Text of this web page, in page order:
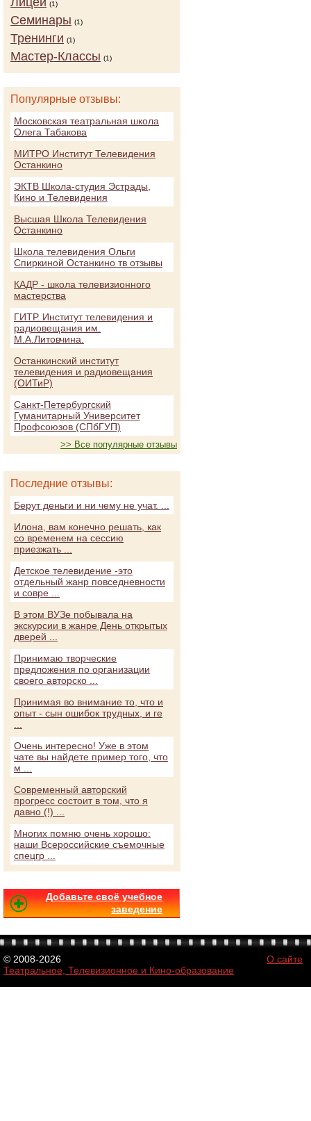
(1)
Семинары (1)
Тренинги (1)
Мастер-Классы (1)
Популярные отзывы:
Московская театральная школа
Олега Табакова
МИТРО Институт Телевидения
Останкино
ЭКТВ Школа-студия Эстрады,
Кино и Телевидения
Высшая Школа Телевидения
Останкино
Школа телевидения Ольги
Спиркиной Останкино тв отзывы
КАДР - школа телевизионного
мастерства
ГИТР. Институт телевидения и
радиовещания им.
М.А.Литовчина.
Останкинский институт
телевидения и радиовещания
(ОИТиР)
Санкт-Петербургский
Гуманитарный Университет
Профсоюзов (СПбГУП)
>> Все популярные отзывы
Последние отзывы:
Берут деньги и ни чему не учат. ...
Илона, вам конечно решать, как
со временем на сессию
приезжать ...
Детское телевидение -это
отдельный жанр повседневности
и совре ...
В этом ВУЗе побывала на
экскурсии в жанре День открытых
дверей ...
Принимаю творческие
предложения по организации
своего авторско ...
Принимая во внимание то, что и
опыт - сын ошибок трудных, и ге
Очень интересно! Уже в этом
чате вы найдете пример того, что
м ...
Современный авторский
прогресс состоит в том, что я
давно (!) ...
Многих помню очень хорошо:
наши Всероссийские съемочные
спецгр ...
Добавьте своё учебное
заведение
© 2008-2026
Театральное, Телевизионное и Кино-образование
О сайте